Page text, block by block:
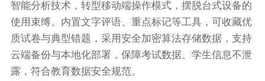
智能分析技术，转型移动端操作模式，摆脱台式设备的
使用束缚。内置文字评语、重点标记等工具，可收藏优
质试卷与典型错题，采用安全加密算法存储数据，支持
云端备份与本地化部署，保障考试数据、学生信息不泄
露，符合教育数据安全规范。